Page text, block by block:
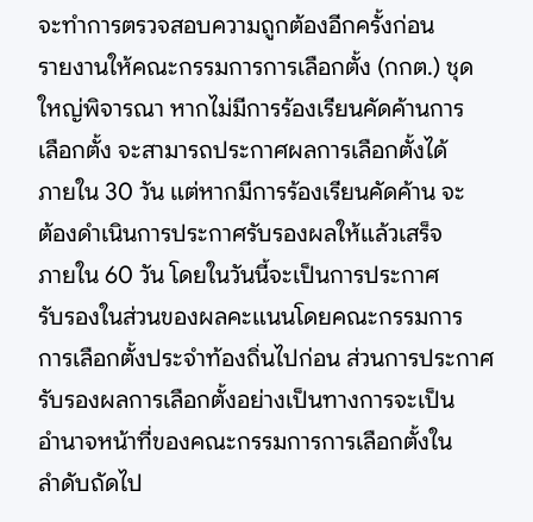
จะทำการตรวจสอบความถูกต้องอีกครั้งก่อน
รายงานให้คณะกรรมการการเลือกตั้ง (กกต.) ชุด
ใหญ่พิจารณา หากไม่มีการร้องเรียนคัดค้านการ
เลือกตั้ง จะสามารถประกาศผลการเลือกตั้งได้
ภายใน 30 วัน แต่หากมีการร้องเรียนคัดค้าน จะ
ต้องดำเนินการประกาศรับรองผลให้แล้วเสร็จ
ภายใน 60 วัน โดยในวันนี้จะเป็นการประกาศ
รับรองในส่วนของผลคะแนนโดยคณะกรรมการ
การเลือกตั้งประจำท้องถิ่นไปก่อน ส่วนการประกาศ
รับรองผลการเลือกตั้งอย่างเป็นทางการจะเป็น
อำนาจหน้าที่ของคณะกรรมการการเลือกตั้งใน
ลำดับถัดไป